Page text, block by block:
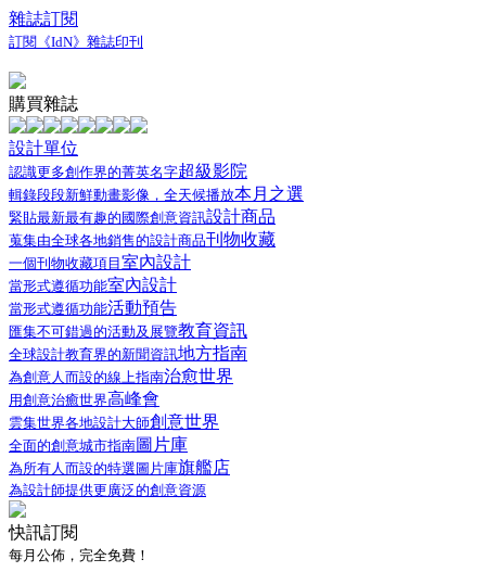
雜誌訂閱
訂閱《IdN》雜誌印刊
購買雜誌
設計單位
認識更多創作界的菁英名字超級影院
輯錄段段新鮮動畫影像，全天候播放本月之選
緊貼最新最有趣的國際創意資訊設計商品
蒐集由全球各地銷售的設計商品刊物收藏
一個刊物收藏項目 室內設計
當形式遵循功能室內設計
當形式遵循功能活動預告
匯集不可錯過的活動及展覽教育資訊
全球設計教育界的新聞資訊地方指南
為創意人而設的線上指南治愈世界
用創意治癒世界高峰會
雲集世界各地設計大師創意世界
全面的創意城市指南圖片庫
為所有人而設的特選圖片庫旗艦店
為設計師提供更廣泛的創意資源
快訊訂閱
每月公佈，完全免費！